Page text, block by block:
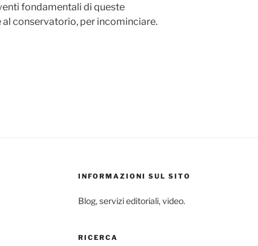
fondamentali di queste
conservatorio, per incominciare.
INFORMAZIONI SUL SITO
Blog, servizi editoriali, video.
RICERCA